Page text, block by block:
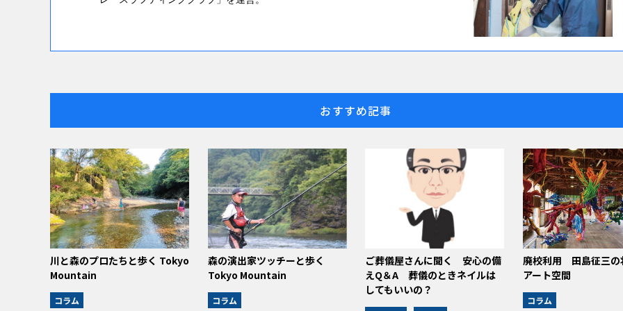
おすすめ記事
川と森のプロたちと歩く Tokyo
Mountain
コラム
森の演出家ツッチーと歩く
Tokyo Mountain
コラム
ご葬儀屋さんに聞く 安心の備
えQ＆A 葬儀のときネイルは
してもいいの？
廃校利用 田島征三の
アート空間
コラム